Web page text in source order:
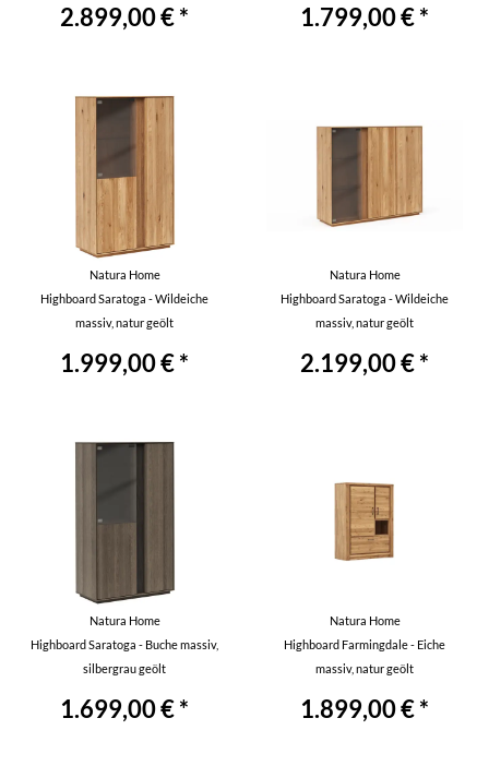
2.899,00 € * 1.799,00 € *
Natura Home
Highboard Saratoga - Wildeiche
massiv, natur geölt
1.999,00 € *
Natura Home
Highboard Saratoga - Wildeiche
massiv, natur geölt
2.199,00 € *
Natura Home
Highboard Saratoga - Buche massiv,
silbergrau geölt
1.699,00 € *
Natura Home
Highboard Farmingdale - Eiche
massiv, natur geölt
1.899,00 € *